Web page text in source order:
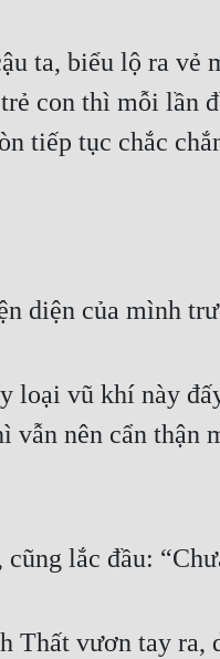
ta, biểu lộ ra vẻ
con thì mỗi lần
tiếp tục chắc
diện của mình
loại vũ khí này
vẫn nên cẩn thận
lắc đầu:
Thất vươn tay